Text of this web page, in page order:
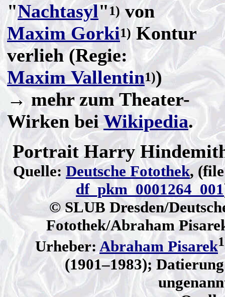
"Nachtasyl"1)von
Maxim Gorki1)Kontur
verlieh (Regie:
Maxim Vallentin1))
→ mehr zum Theater-
Wirken beiWikipedia.
Portrait Harry
Quelle: Deutsche Fotothek,
df_pkm_0001264_001
© SLUB Dresden/
Fotothek/Abraham
Urheber: Abraham Pisarek
(1901–1983);